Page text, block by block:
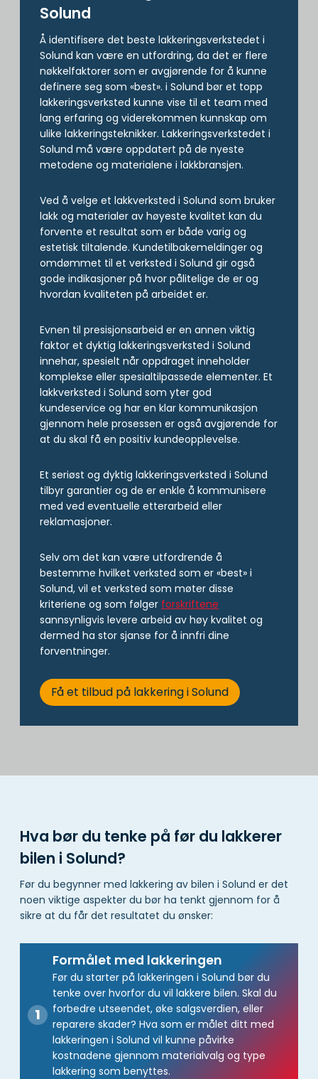
Solund
Å identifisere det beste lakkeringsverkstedet i
Solund kan være en utfordring, da det er flere
nøkkelfaktorer som er avgjørende for å kunne
definere seg som «best». i Solund bør et topp
lakkeringsverksted kunne vise til et team med
lang erfaring og viderekommen kunnskap om
ulike lakkeringsteknikker. Lakkeringsverkstedet i
Solund må være oppdatert på de nyeste
metodene og materialene i lakkbransjen.
Ved å velge et lakkverksted i Solund som bruker
lakk og materialer av høyeste kvalitet kan du
forvente et resultat som er både varig og
estetisk tiltalende. Kundetilbakemeldinger og
omdømmet til et verksted i Solund gir også
gode indikasjoner på hvor pålitelige de er og
hvordan kvaliteten på arbeidet er.
Evnen til presisjonsarbeid er en annen viktig
faktor et dyktig lakkeringsverksted i Solund
innehar, spesielt når oppdraget inneholder
komplekse eller spesialtilpassede elementer. Et
lakkverksted i Solund som yter god
kundeservice og har en klar kommunikasjon
gjennom hele prosessen er også avgjørende for
at du skal få en positiv kundeopplevelse.
Et seriøst og dyktig lakkeringsverksted i Solund
tilbyr garantier og de er enkle å kommunisere
med ved eventuelle etterarbeid eller
reklamasjoner.
Selv om det kan være utfordrende å
bestemme hvilket verksted som er «best» i
Solund, vil et verksted som møter disse
kriteriene og som følger forskriftene
sannsynligvis levere arbeid av høy kvalitet og
dermed ha stor sjanse for å innfri dine
forventninger.
Få et tilbud på lakkering i Solund
Hva bør du tenke på før du lakkerer
bilen i Solund?
Før du begynner med lakkering av bilen i Solund er det
noen viktige aspekter du bør ha tenkt gjennom for å
sikre at du får det resultatet du ønsker:
Formålet med lakkeringen
Før du starter på lakkeringen i Solund bør du
tenke over hvorfor du vil lakkere bilen. Skal du
forbedre utseendet, øke salgsverdien, eller
reparere skader? Hva som er målet ditt med
lakkeringen i Solund vil kunne påvirke
kostnadene gjennom materialvalg og type
lakkering som benyttes.